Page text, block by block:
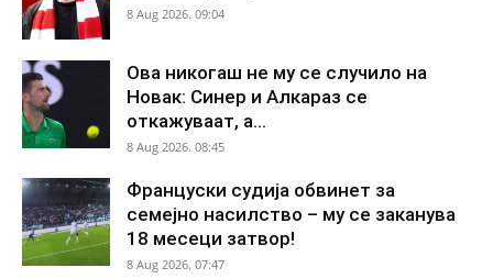
8 Aug 2026. 09:04
Ова никогаш не му се случило на
Новак: Синер и Алкараз се
откажуваат, а...
8 Aug 2026. 08:45
Француски судија обвинет за
семејно насилство – му се заканува
18 месеци затвор!
8 Aug 2026. 07:47